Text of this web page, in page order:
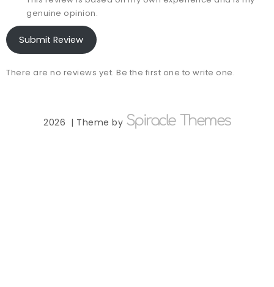
genuine opinion.
Submit Review
There are no reviews yet. Be the first one to write one.
2026 | Theme by Spiracle Themes